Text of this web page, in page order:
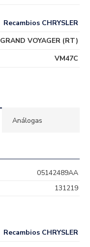
Recambios CHRYSLER
GRAND VOYAGER (RT)
VM47C
Análogas
05142489AA
131219
Recambios CHRYSLER